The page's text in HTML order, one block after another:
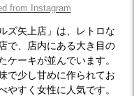
from Instagram
ズ矢上店」は、レトロな
で、店内にある大き目の
ケーキが並んでいます。
で少し甘めに作られてお
やすく女性に人気です。